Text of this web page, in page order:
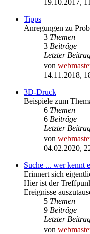
19.10.2017,
Tipps
Anregungen zu
3 Themen
3 Beiträge
Letzter Beitrag
von
14.11.2018,
3D-Druck
Beispiele zum
6 Themen
6 Beiträge
Letzter Beitrag
von
04.02.2020,
Suche ... wer kennt
Erinnert sich
Hier ist der
Ereignisse
5 Themen
9 Beiträge
Letzter Beitrag
von